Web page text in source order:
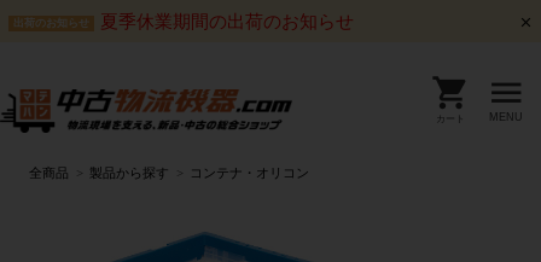
出荷のお知らせ 夏季休業期間の出荷のお知らせ
カート MENU
全商品 製品から探す コンテナ・オリコン